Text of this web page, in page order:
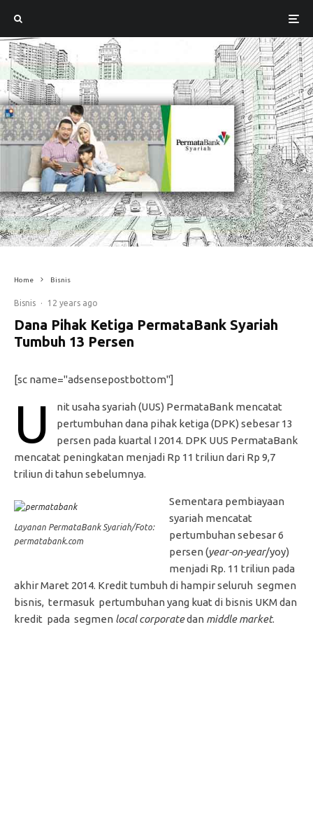
Home Bisnis
Bisnis · 12 years ago
Dana Pihak Ketiga PermataBank Syariah
Tumbuh 13 Persen
[sc name="adsensepostbottom"]
U
nit usaha syariah (UUS) PermataBank mencatat
pertumbuhan dana pihak ketiga (DPK) sebesar 13
persen pada kuartal I 2014. DPK UUS PermataBank
mencatat peningkatan menjadi Rp 11 triliun dari Rp 9,7
triliun di tahun sebelumnya.
Layanan PermataBank Syariah/Foto:
permatabank.com
Sementara pembiayaan
syariah mencatat
pertumbuhan sebesar 6
persen (year-on-year/yoy)
menjadi Rp. 11 triliun pada
akhir Maret 2014. Kredit tumbuh di hampir seluruh segmen
bisnis, termasuk pertumbuhan yang kuat di bisnis UKM dan
kredit pada segmen local corporatedan middle market.